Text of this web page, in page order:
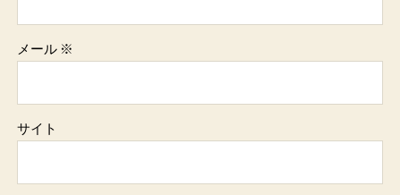
メール ※
サイト